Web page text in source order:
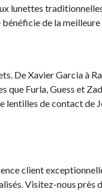
lunettes
de la
De Xavier Garcia à
que Furla, Guess et
lentilles de contact de
client
Visitez-nous près